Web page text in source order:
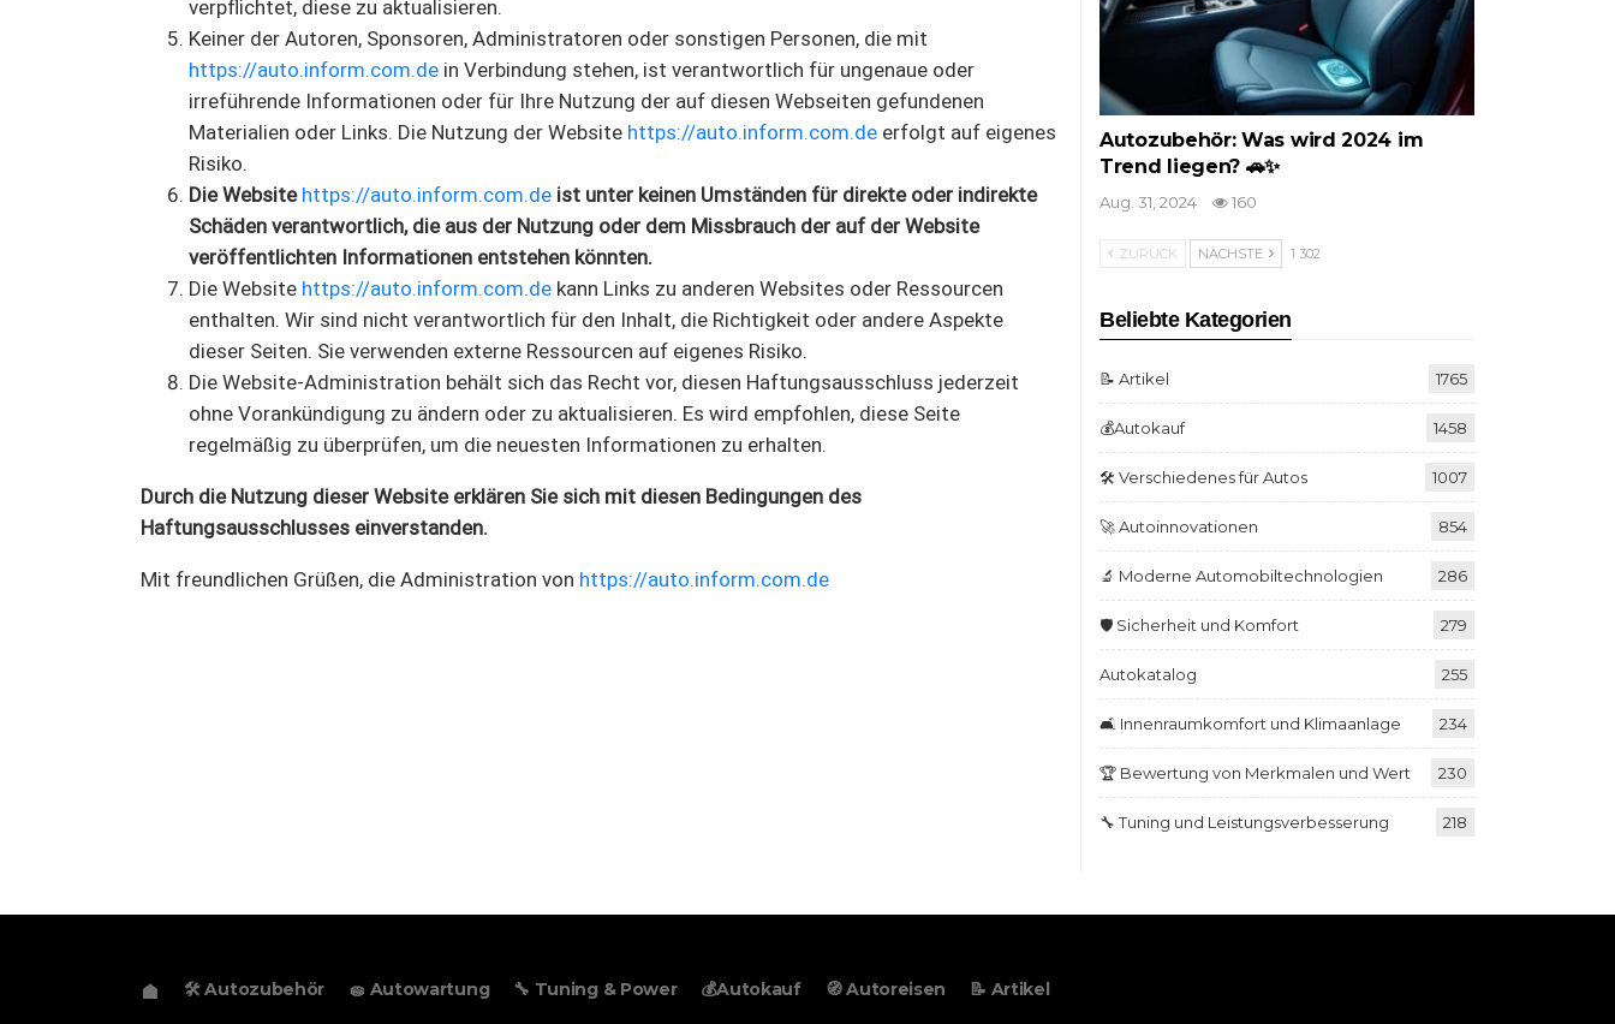
verpflichtet, diese zu aktualisieren.
Keiner der Autoren, Sponsoren, Administratoren oder sonstigen Personen, die mit
https://auto.inform.com.de in Verbindung stehen, ist verantwortlich für ungenaue oder
irreführende Informationen oder für Ihre Nutzung der auf diesen Webseiten gefundenen
Materialien oder Links. Die Nutzung der Website https://auto.inform.com.de erfolgt auf eigenes
Risiko.
Die Website https://auto.inform.com.de ist unter keinen Umständen für direkte oder indirekte
Schäden verantwortlich, die aus der Nutzung oder dem Missbrauch der auf der Website
veröffentlichten Informationen entstehen könnten.
Die Website https://auto.inform.com.de kann Links zu anderen Websites oder Ressourcen
enthalten. Wir sind nicht verantwortlich für den Inhalt, die Richtigkeit oder andere Aspekte
dieser Seiten. Sie verwenden externe Ressourcen auf eigenes Risiko.
Die Website-Administration behält sich das Recht vor, diesen Haftungsausschluss jederzeit
ohne Vorankündigung zu ändern oder zu aktualisieren. Es wird empfohlen, diese Seite
regelmäßig zu überprüfen, um die neuesten Informationen zu erhalten.
Durch die Nutzung dieser Website erklären Sie sich mit diesen Bedingungen des
Haftungsausschlusses einverstanden.
Mit freundlichen Grüßen, die Administration von https://auto.inform.com.de
Autozubehör: Was wird 2024 im
Trend liegen? 🚗✨
Aug. 31, 2024 160
ZURÜCK NÄCHSTE 1 302
Beliebte Kategorien
📝 Artikel 1765
💰Autokauf 1458
🛠️ Verschiedenes für Autos 1007
🚀 Autoinnovationen 854
🔬 Moderne Automobiltechnologien 286
🛡️ Sicherheit und Komfort 279
Autokatalog 255
🛋️ Innenraumkomfort und Klimaanlage 234
🏆 Bewertung von Merkmalen und Wert 230
🔧 Tuning und Leistungsverbesserung 218
🛠️ Autozubehör 🧽 Autowartung 🔧 Tuning & Power 💰Autokauf 🧭 Autoreisen 📝 Artikel